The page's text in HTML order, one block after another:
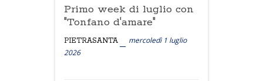
Primo week di luglio con
"Tonfano d'amare"
PIETRASANTA
mercoledì 1 luglio
2026